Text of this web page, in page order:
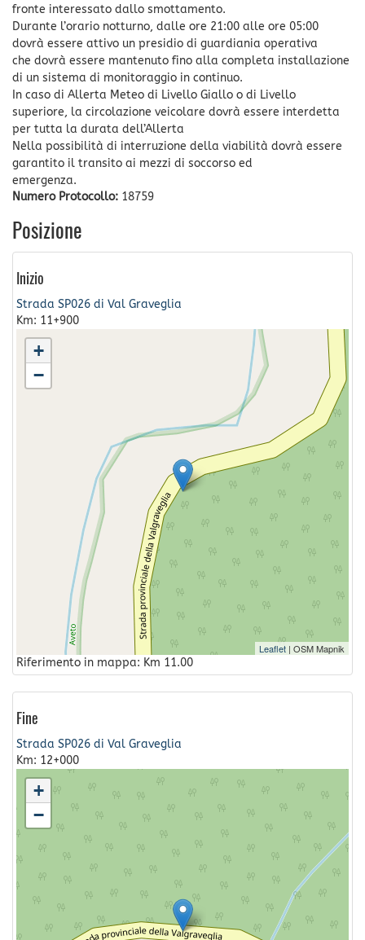
fronte interessato dallo smottamento.
Durante l’orario notturno, dalle ore 21:00 alle ore 05:00
dovrà essere attivo un presidio di guardiania operativa
che dovrà essere mantenuto fino alla completa installazione
di un sistema di monitoraggio in continuo.
In caso di Allerta Meteo di Livello Giallo o di Livello
superiore, la circolazione veicolare dovrà essere interdetta
per tutta la durata dell’Allerta
Nella possibilità di interruzione della viabilità dovrà essere
garantito il transito ai mezzi di soccorso ed
emergenza.
Numero Protocollo: 18759
Posizione
Inizio
Strada SP026 di Val Graveglia
Km: 11+900
+
−
Leaflet | OSM Mapnik
Riferimento in mappa: Km 11.00
Fine
Strada SP026 di Val Graveglia
Km: 12+000
+
−